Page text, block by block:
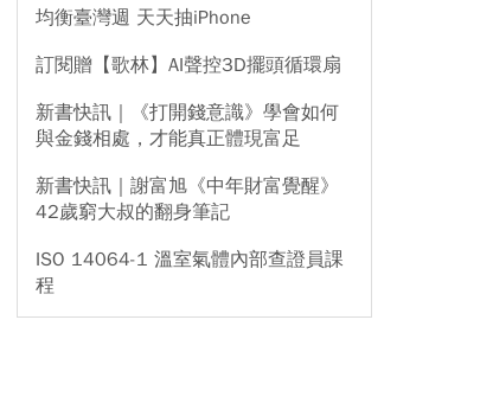
均衡臺灣週 天天抽iPhone
訂閱贈【歌林】AI聲控3D擺頭循環扇
新書快訊｜《打開錢意識》學會如何
與金錢相處，才能真正體現富足
新書快訊｜謝富旭《中年財富覺醒》
42歲窮大叔的翻身筆記
ISO 14064-1 溫室氣體內部查證員課
程